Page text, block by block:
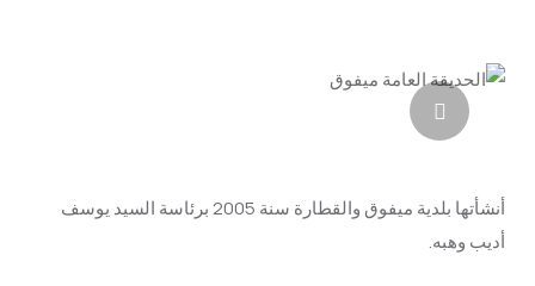
أنشأتها بلدية ميفوق والقطارة سنة 2005 برئاسة السيد يوسف
أديب وهبه.